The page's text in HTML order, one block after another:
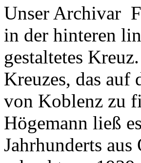
Unser Archivar
in der hinteren
gestaltetes
Kreuzes, das
von Koblenz zu
Högemann ließ
Jahrhunderts